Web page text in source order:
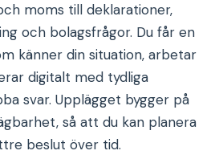
moms till deklarationer,
och bolagsfrågor. Du får en
känner din situation, arbetar
digitalt med tydliga
svar. Upplägget bygger på
så att du kan planera
beslut över tid.